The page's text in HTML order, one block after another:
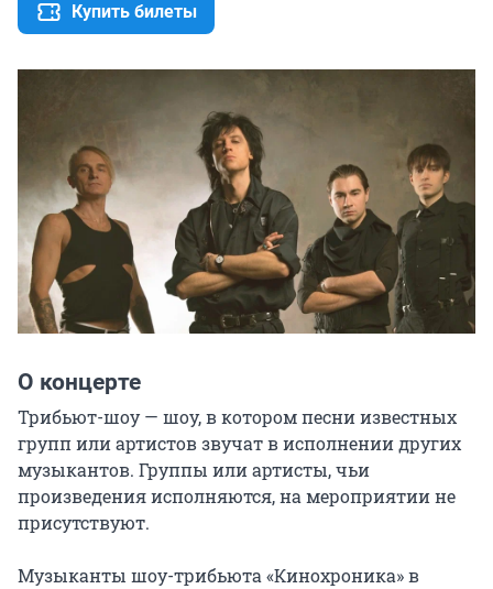
Купить билеты
О концерте
Трибьют-шоу — шоу, в котором песни известных
групп или артистов звучат в исполнении других
музыкантов. Группы или артисты, чьи
произведения исполняются, на мероприятии не
присутствуют.
Музыканты шоу-трибьюта «Кинохроника» в